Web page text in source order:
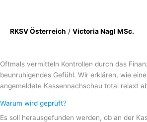
RKSV Österreich / Victoria Nagl MSc.
Oftmals vermitteln Kontrollen durch das
beunruhigendes Gefühl. Wir erklären, wie
angemeldete Kassennachschau total relaxt
Warum wird geprüft?
Es soll herausgefunden werden, ob an der